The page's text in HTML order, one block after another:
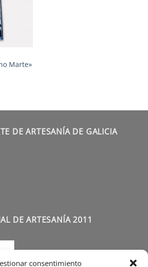
consentimiento
Marte»
DE ARTESANÍA DE GALICIA
DE ARTESANÍA 2011